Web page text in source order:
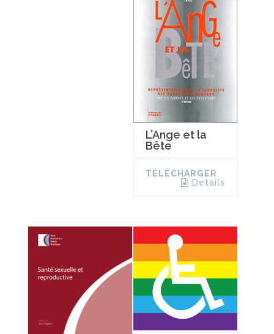
L’Ange et la
Bête
TÉLÉCHARGER
Details